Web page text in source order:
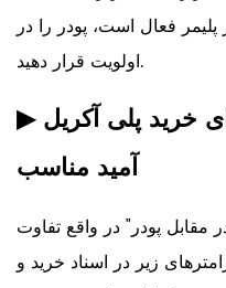
فعال است، پودر را در
اولویت قرار دهید.
▶پلی آکریل
آمید مناسب
پودر" در واقع تفاوت
زیر در اسناد خرید و